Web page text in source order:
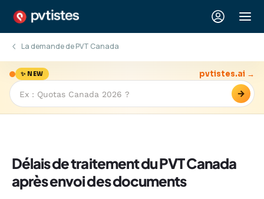
La demande de PVT Canada
✨ NEW
→
pvtistes.ai →
Délais de traitement du PVT Canada
après envoi des documents